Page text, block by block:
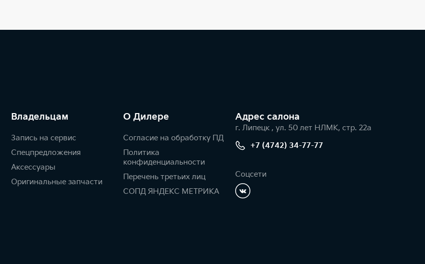
Владельцам
Запись на сервис
Спецпредложения
Аксессуары
Оригинальные запчасти
О Дилере
Согласие на обработку ПД
Политика
конфиденциальности
Перечень третьих лиц
СОПД ЯНДЕКС МЕТРИКА
Адрес салонa
г. Липецк , ул. 50 лет НЛМК, стр. 22а
+7 (4742) 34-77-77
Соцсети